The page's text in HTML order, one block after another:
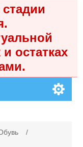
остатках
/